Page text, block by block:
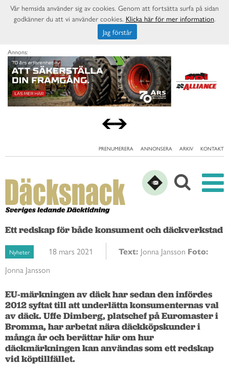
Annons:
PRENUMERERA ANNONSERA ARKIV KONTAKT
Ett redskap för både konsument och däckverkstad
Nyheter 18 mars 2021 Text: Jonna Jansson Foto:
Jonna Jansson
EU-märkningen av däck har sedan den infördes
2012 syftat till att underlätta konsumenternas val
av däck. Uffe Dimberg, platschef på Euromaster i
Bromma, har arbetat nära däckköpskunder i
många år och berättar här om hur
däckmärkningen kan användas som ett redskap
vid köptillfället.
Vår hemsida använder sig av cookies. Genom att fortsätta surfa på sidan
godkänner du att vi använder cookies. Klicka här för mer information.
Jag förstår